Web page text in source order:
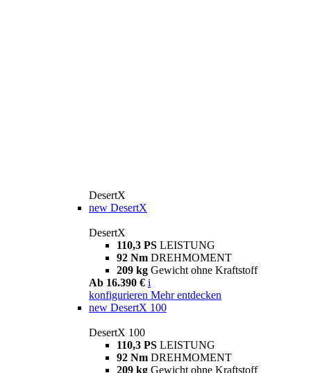
DesertX
new DesertX
DesertX
110,3 PS LEISTUNG
92 Nm DREHMOMENT
209 kg Gewicht ohne Kraftstoff
Ab 16.390 € i
konfigurieren Mehr entdecken
new DesertX 100
DesertX 100
110,3 PS LEISTUNG
92 Nm DREHMOMENT
209 kg Gewicht ohne Kraftstoff